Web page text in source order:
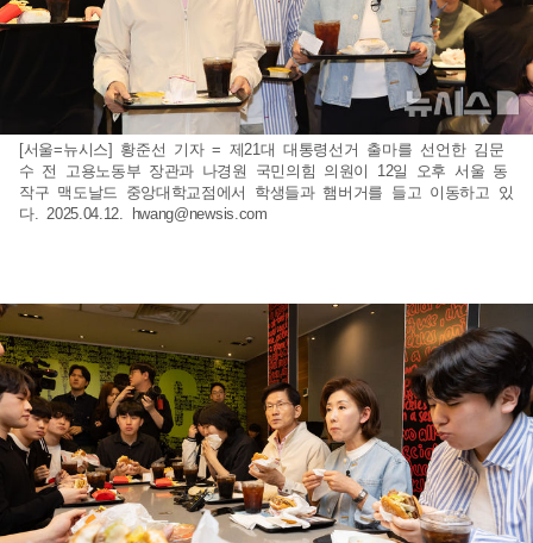
[서울=뉴시스] 황준선 기자 = 제21대 대통령선거 출마를 선언한 김문
수 전 고용노동부 장관과 나경원 국민의힘 의원이 12일 오후 서울 동
작구 맥도날드 중앙대학교점에서 학생들과 햄버거를 들고 이동하고 있
다. 2025.04.12.
hwang@newsis.com